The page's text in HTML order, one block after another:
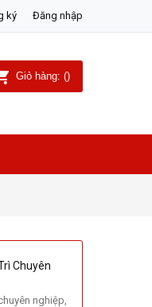
ký Đăng nhập
Giỏ hàng: ()
Chuyên
nghiệp,